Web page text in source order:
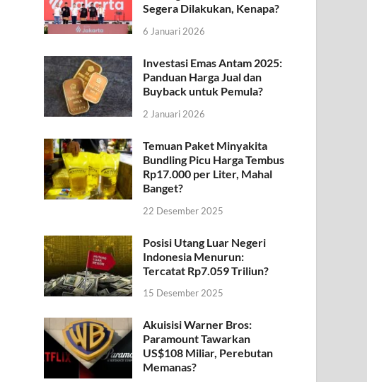
Segera Dilakukan, Kenapa?
6 Januari 2026
Investasi Emas Antam 2025:
Panduan Harga Jual dan
Buyback untuk Pemula?
2 Januari 2026
Temuan Paket Minyakita
Bundling Picu Harga Tembus
Rp17.000 per Liter, Mahal
Banget?
22 Desember 2025
Posisi Utang Luar Negeri
Indonesia Menurun:
Tercatat Rp7.059 Triliun?
15 Desember 2025
Akuisisi Warner Bros:
Paramount Tawarkan
US$108 Miliar, Perebutan
Memanas?